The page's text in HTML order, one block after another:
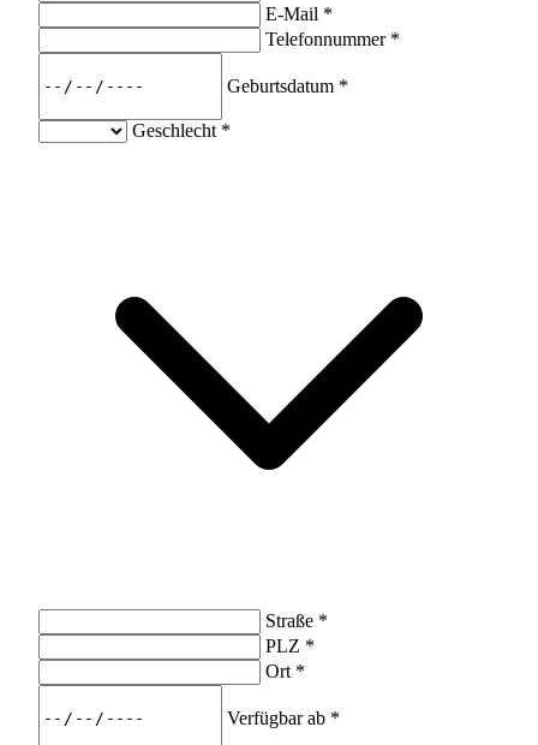
E-Mail *
Telefonnummer *
Geburtsdatum *
Geschlecht *
Straße *
PLZ *
Ort *
Verfügbar ab *